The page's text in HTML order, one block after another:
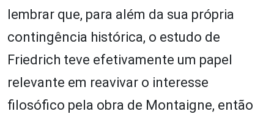
lembrar que, para além da sua própria
contingência histórica, o estudo de
Friedrich teve efetivamente um papel
relevante em reavivar o interesse
filosófico pela obra de Montaigne, então